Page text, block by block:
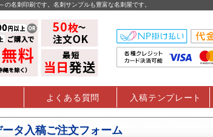
名刺印刷です。名刺サンプルも豊富な名刺屋です。
よくある質問 入稿テンプレート
タ入稿ご注文フォーム